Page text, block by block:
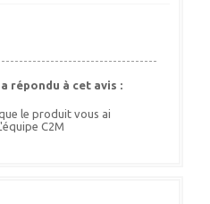
a répondu à cet avis :
le produit vous ai
C2M